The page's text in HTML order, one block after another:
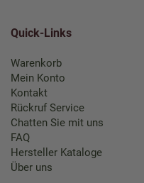
Quick-Links
Warenkorb
Mein Konto
Kontakt
Rückruf Service
Chatten Sie mit uns
FAQ
Hersteller Kataloge
Über uns